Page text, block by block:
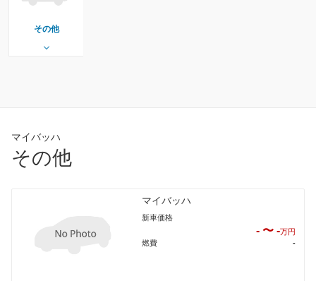
その他
マイバッハ
その他
マイバッハ
新車価格
- 〜 -万円
燃費
-